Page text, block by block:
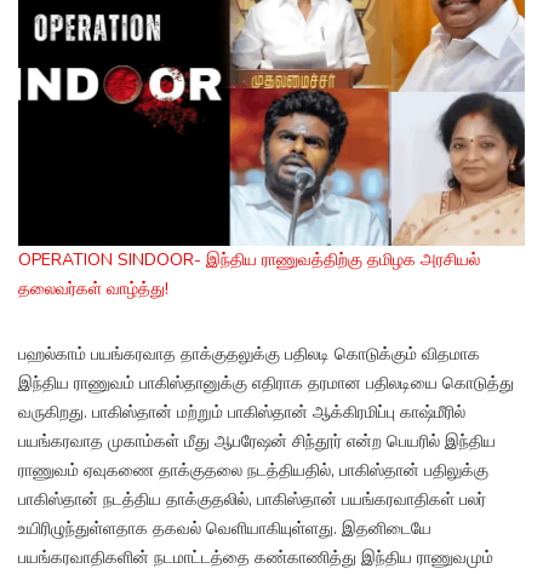
OPERATION SINDOOR- இந்திய ராணுவத்திற்கு தமிழக அரசியல்
தலைவர்கள் வாழ்த்து!
பஹல்காம் பயங்கரவாத தாக்குதலுக்கு பதிலடி கொடுக்கும் விதமாக
இந்திய ராணுவம் பாகிஸ்தானுக்கு எதிராக தரமான பதிலடியை கொடுத்து
வருகிறது. பாகிஸ்தான் மற்றும் பாகிஸ்தான் ஆக்கிரமிப்பு காஷ்மீரில்
பயங்கரவாத முகாம்கள் மீது ஆபரேஷன் சிந்தூர் என்ற பெயரில் இந்திய
ராணுவம் ஏவுகணை தாக்குதலை நடத்தியதில், பாகிஸ்தான் பதிலுக்கு
பாகிஸ்தான் நடத்திய தாக்குதலில், பாகிஸ்தான் பயங்கரவாதிகள் பலர்
உயிரிழுந்துள்ளதாக தகவல் வெளியாகியுள்ளது. இதனிடையே
பயங்கரவாதிகளின் நடமாட்டத்தை கண்காணித்து இந்திய ராணுவமும்